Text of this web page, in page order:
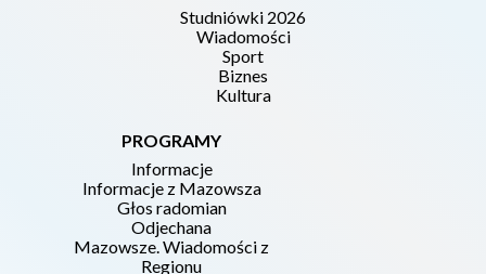
Studniówki 2026
Wiadomości
Sport
Biznes
Kultura
PROGRAMY
Informacje
Informacje z Mazowsza
Głos radomian
Odjechana
Mazowsze. Wiadomości z
Regionu